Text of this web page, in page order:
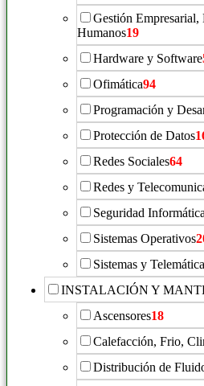
Gestión
Humanos19
Hardware y Software
Ofimática94
Programación y
Protección de Datos
Redes Sociales64
Redes y
Seguridad Informática
Sistemas Operativos
Sistemas y Telemática
INSTALACIÓN Y
Ascensores18
Calefacción, Frio,
Distribución de